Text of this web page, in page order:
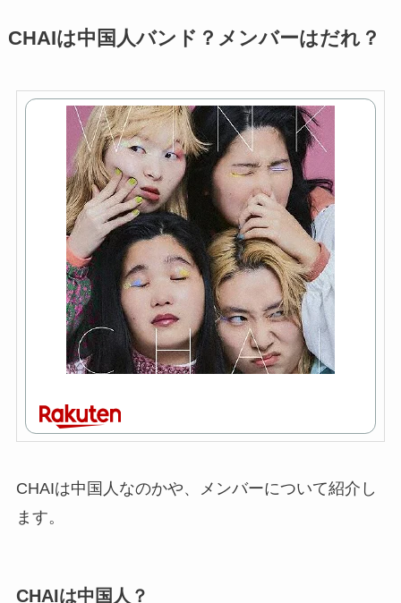
CHAIは中国人バンド？メンバーはだれ？
CHAIは中国人なのかや、メンバーについて紹介し
ます。
CHAIは中国人？